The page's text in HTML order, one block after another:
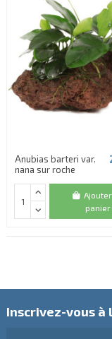
Anubias barteri var.
nana sur roche
panier
Inscrivez-vous